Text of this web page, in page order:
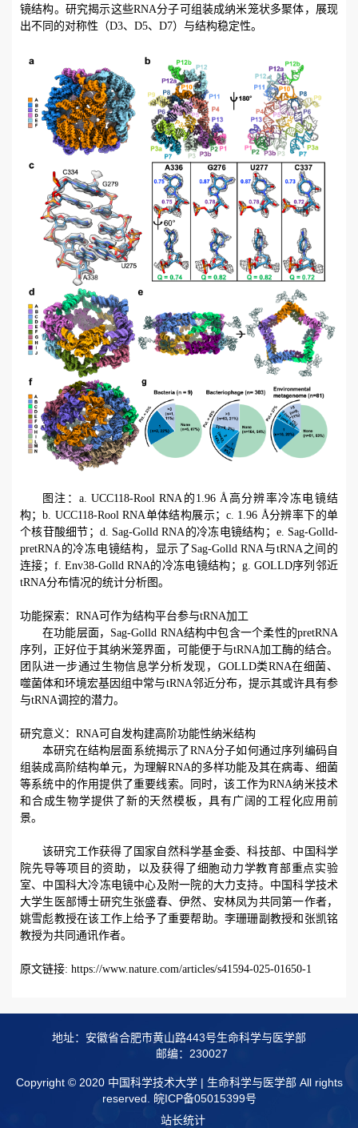
镜结构。研究揭示这些RNA分子可组装成纳米笼状多聚体，展现
出不同的对称性（D3、 D5、 D7）与结构稳定性。
图注： a. UCC118-Rool RNA 的 1.96 Å 高分辨率冷冻电镜结
构；b. UCC118-Rool RNA单体结构展示； c. 1.96 Å分辨率下的单
个核苷酸细节； d. Sag-Golld RNA的冷冻电镜结构； e. Sag-Golld-
pretRNA的冷冻电镜结构，显示了 Sag-Golld RNA与tRNA之间的
连接； f. Env38-Golld RNA的冷冻电镜结构； g. GOLLD序列邻近
tRNA分布情况的统计分析图。
功能探索： RNA可作为结构平台参与tRNA加工
在功能层面， Sag-Golld RNA结构中包含一个柔性的pretRNA
序列，正好位于其纳米笼界面，可能便于与tRNA加工酶的结合。
团队进一步通过生物信息学分析发现， GOLLD类RNA在细菌、
噬菌体和环境宏基因组中常与tRNA邻近分布，提示其或许具有参
与tRNA调控的潜力。
研究意义： RNA可自发构建高阶功能性纳米结构
本研究在结构层面系统揭示了RNA分子如何通过序列编码自
组装成高阶结构单元，为理解RNA的多样功能及其在病毒、细菌
等系统中的作用提供了重要线索。同时，该工作为RNA纳米技术
和合成生物学提供了新的天然模板，具有广阔的工程化应用前
景。
该研究工作获得了国家自然科学基金委、科技部、中国科学
院先导等项目的资助，以及获得了细胞动力学教育部重点实验
室、中国科大冷冻电镜中心及附一院的大力支持。中国科学技术
大学生医部博士研究生张盛春、伊然、安林凤为共同第一作者，
姚雪彪教授在该工作上给予了重要帮助。李珊珊副教授和张凯铭
教授为共同通讯作者。
原文链接: https://www.nature.com/articles/s41594-025-01650-1
地址：安徽省合肥市黄山路443号生命科学与医学部
邮编：230027
Copyright © 2020 中国科学技术大学 | 生命科学与医学部 All rights
reserved. 皖ICP备05015399号
站长统计